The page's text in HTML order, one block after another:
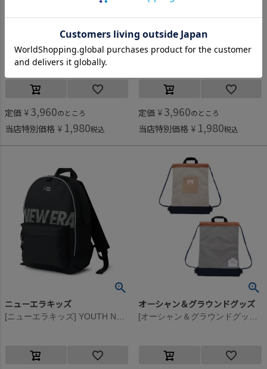
サンズオブスタンダード
[サンズオブスタンダード] フォレストナップサック カモフラ2(92)
定価 ¥ 3,960のところ
当店特別価格 ¥ 1,980税込
サンズオブスタンダード
定価 ¥ 3,960のところ
当店特別価格 ¥ 1,980税込
ニューエラキッズ オーシャン＆グラウンドグッズ